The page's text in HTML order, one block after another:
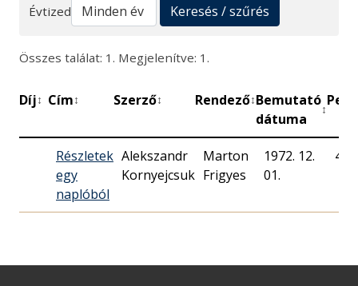
Évtized
Keresés / szűrés
Összes találat: 1. Megjelenítve: 1.
Díj↕ Cím↕ Szerző↕ Rendező↕Bemutató
dátuma
↕
Perc
Részletek
egy
naplóból
Alekszandr
Kornyejcsuk
Marton
Frigyes
1972. 12.
01.
47